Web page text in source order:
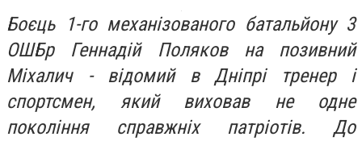
Боєць 1-го механізованого батальйону 3
ОШБр Геннадій Поляков на позивний
Міхалич - відомий в Дніпрі тренер і
спортсмен, який виховав не одне
покоління справжніх патріотів. До